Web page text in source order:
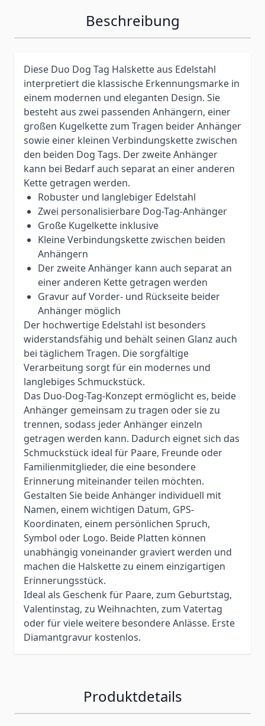
Beschreibung
Diese Duo Dog Tag Halskette aus Edelstahl
interpretiert die klassische Erkennungsmarke in
einem modernen und eleganten Design. Sie
besteht aus zwei passenden Anhängern, einer
großen Kugelkette zum Tragen beider Anhänger
sowie einer kleinen Verbindungskette zwischen
den beiden Dog Tags. Der zweite Anhänger
kann bei Bedarf auch separat an einer anderen
Kette getragen werden.
Robuster und langlebiger Edelstahl
Zwei personalisierbare Dog-Tag-Anhänger
Große Kugelkette inklusive
Kleine Verbindungskette zwischen beiden
Anhängern
Der zweite Anhänger kann auch separat an
einer anderen Kette getragen werden
Gravur auf Vorder- und Rückseite beider
Anhänger möglich
Der hochwertige Edelstahl ist besonders
widerstandsfähig und behält seinen Glanz auch
bei täglichem Tragen. Die sorgfältige
Verarbeitung sorgt für ein modernes und
langlebiges Schmuckstück.
Das Duo-Dog-Tag-Konzept ermöglicht es, beide
Anhänger gemeinsam zu tragen oder sie zu
trennen, sodass jeder Anhänger einzeln
getragen werden kann. Dadurch eignet sich das
Schmuckstück ideal für Paare, Freunde oder
Familienmitglieder, die eine besondere
Erinnerung miteinander teilen möchten.
Gestalten Sie beide Anhänger individuell mit
Namen, einem wichtigen Datum, GPS-
Koordinaten, einem persönlichen Spruch,
Symbol oder Logo. Beide Platten können
unabhängig voneinander graviert werden und
machen die Halskette zu einem einzigartigen
Erinnerungsstück.
Ideal als Geschenk für Paare, zum Geburtstag,
Valentinstag, zu Weihnachten, zum Vatertag
oder für viele weitere besondere Anlässe. Erste
Diamantgravur kostenlos.
Produktdetails